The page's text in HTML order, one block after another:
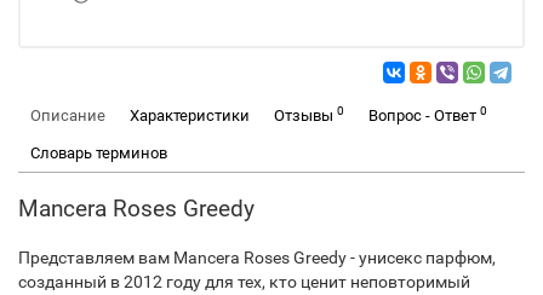
Описание Характеристики Отзывы 0 Вопрос - Ответ 0
Словарь терминов
Mancera Roses Greedy
Представляем вам Mancera Roses Greedy - унисекс парфюм,
созданный в 2012 году для тех, кто ценит неповторимый